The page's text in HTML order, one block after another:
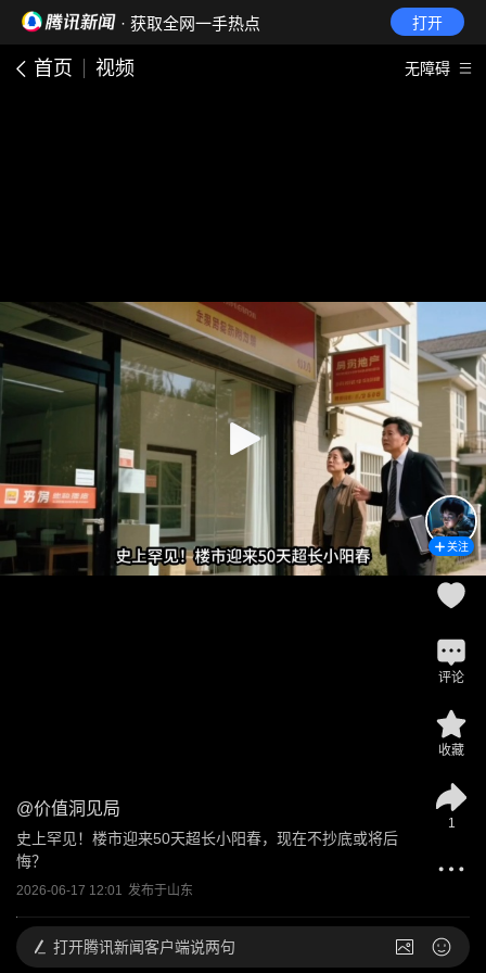
· 获取全网一手热点 打开
首页 视频 无障碍
@价值洞见局
史上罕见！楼市迎来50天超长小阳春，现在不抄底或将后
悔？
2026-06-17 12:01 发布于山东
关注
评论
收藏
1
打开腾讯新闻客户端说两句